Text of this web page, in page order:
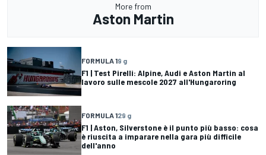
More from
Aston Martin
FORMULA 19 g
F1 | Test Pirelli: Alpine, Audi e Aston Martin al
lavoro sulle mescole 2027 all'Hungaroring
FORMULA 129 g
F1 | Aston, Silverstone è il punto più basso: cosa
è riuscita a imparare nella gara più difficile
dell'anno